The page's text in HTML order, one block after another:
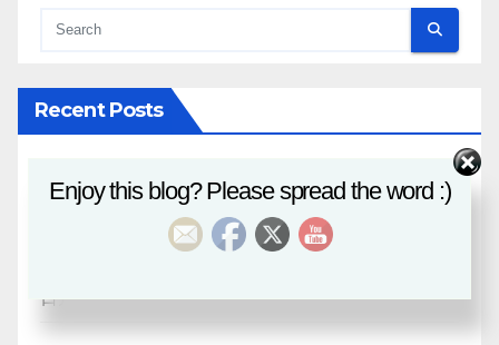
Recent Posts
八字課程
日月合朔
Enjoy this blog? Please spread the word :)